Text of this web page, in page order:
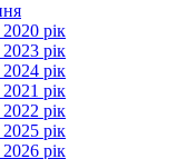
рік
рік
рік
рік
рік
рік
рік